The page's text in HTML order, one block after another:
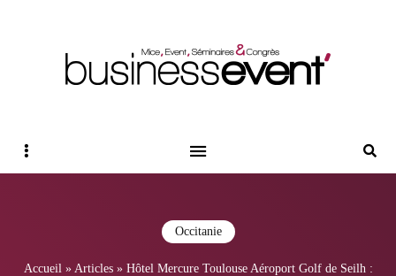
Sidebar
Occitanie
Accueil» Articles» Hôtel Mercure Toulouse Aéroport Golf de Seilh :